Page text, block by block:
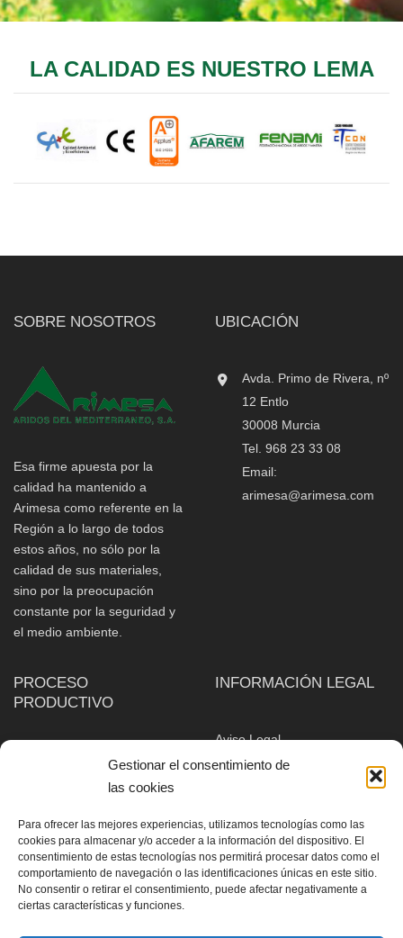
Gestionar el consentimiento de
las cookies
Para ofrecer las mejores experiencias, utilizamos tecnologías como las
cookies para almacenar y/o acceder a la información del dispositivo. El
consentimiento de estas tecnologías nos permitirá procesar datos como el
comportamiento de navegación o las identificaciones únicas en este sitio.
No consentir o retirar el consentimiento, puede afectar negativamente a
ciertas características y funciones.
LA CALIDAD ES NUESTRO LEMA
SOBRE NOSOTROS
Esa firme apuesta por la
calidad ha mantenido a
Arimesa como referente en la
Región a lo largo de todos
estos años, no sólo por la
calidad de sus materiales,
sino por la preocupación
constante por la seguridad y
el medio ambiente.
UBICACIÓN
Avda. Primo de Rivera, nº
12 Entlo
30008 Murcia
Tel. 968 23 33 08
Email:
arimesa@arimesa.com
PROCESO
PRODUCTIVO
PROCESO PRODUCTIVO
CARGA
TRANSPORTE
TRITURACIÓN –
CLASIFICACIÓN
INFORMACIÓN LEGAL
Aviso Legal
Política de cookies